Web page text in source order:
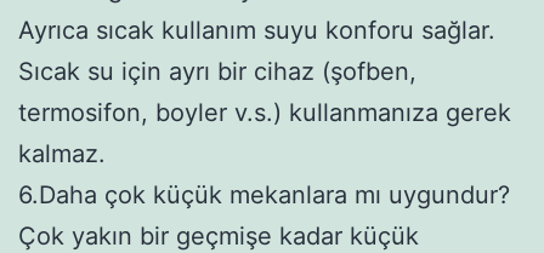
Ayrıca sıcak kullanım suyu konforu sağlar.
Sıcak su için ayrı bir cihaz (şofben,
termosifon, boyler v.s.) kullanmanıza gerek
kalmaz.
6.Daha çok küçük mekanlara mı uygundur?
Çok yakın bir geçmişe kadar küçük